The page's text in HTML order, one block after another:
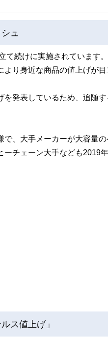
ュ
て続けに実施されています
り身近な商品の値上げが目
を発表しているため、追随
で、大手メーカーが大容量
チェーン大手なども2019
ス値上げ」